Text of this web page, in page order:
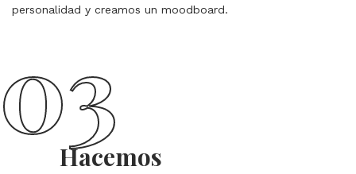
personalidad y creamos un moodboard.
03
03
Hacemos